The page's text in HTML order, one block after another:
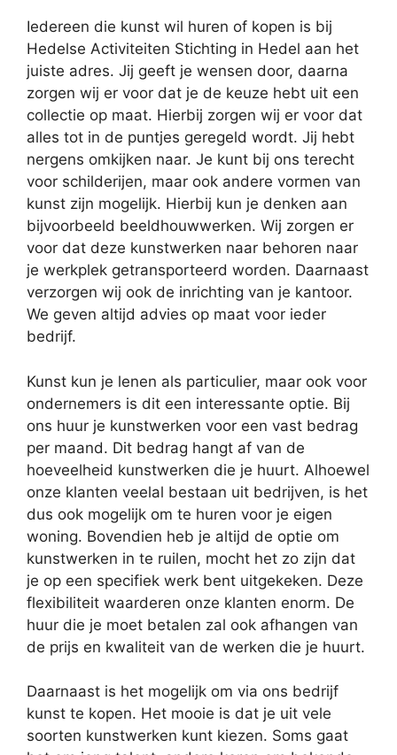
Iedereen die kunst wil huren of kopen is bij
Hedelse Activiteiten Stichting in Hedel aan het
juiste adres. Jij geeft je wensen door, daarna
zorgen wij er voor dat je de keuze hebt uit een
collectie op maat. Hierbij zorgen wij er voor dat
alles tot in de puntjes geregeld wordt. Jij hebt
nergens omkijken naar. Je kunt bij ons terecht
voor schilderijen, maar ook andere vormen van
kunst zijn mogelijk. Hierbij kun je denken aan
bijvoorbeeld beeldhouwwerken. Wij zorgen er
voor dat deze kunstwerken naar behoren naar
je werkplek getransporteerd worden. Daarnaast
verzorgen wij ook de inrichting van je kantoor.
We geven altijd advies op maat voor ieder
bedrijf.
Kunst kun je lenen als particulier, maar ook voor
ondernemers is dit een interessante optie. Bij
ons huur je kunstwerken voor een vast bedrag
per maand. Dit bedrag hangt af van de
hoeveelheid kunstwerken die je huurt. Alhoewel
onze klanten veelal bestaan uit bedrijven, is het
dus ook mogelijk om te huren voor je eigen
woning. Bovendien heb je altijd de optie om
kunstwerken in te ruilen, mocht het zo zijn dat
je op een specifiek werk bent uitgekeken. Deze
flexibiliteit waarderen onze klanten enorm. De
huur die je moet betalen zal ook afhangen van
de prijs en kwaliteit van de werken die je huurt.
Daarnaast is het mogelijk om via ons bedrijf
kunst te kopen. Het mooie is dat je uit vele
soorten kunstwerken kunt kiezen. Soms gaat